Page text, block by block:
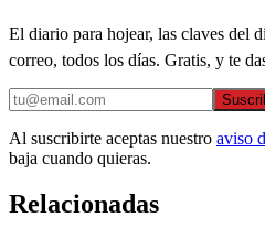
El diario para hojear, las claves del
correo, todos los días. Gratis, y te
Al suscribirte aceptas nuestro aviso
baja cuando quieras.
Relacionadas